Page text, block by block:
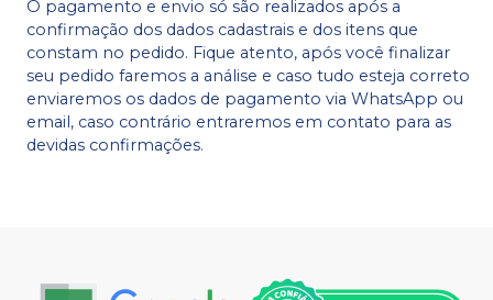
O pagamento e envio só são realizados após a
confirmação dos dados cadastrais e dos itens que
constam no pedido. Fique atento, após você finalizar
seu pedido faremos a análise e caso tudo esteja correto
enviaremos os dados de pagamento via WhatsApp ou
email, caso contrário entraremos em contato para as
devidas confirmações.